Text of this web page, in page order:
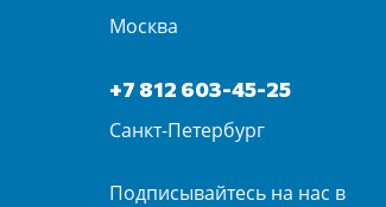
Москва
+7 812 603-45-25
Санкт-Петербург
Подписывайтесь на нас в